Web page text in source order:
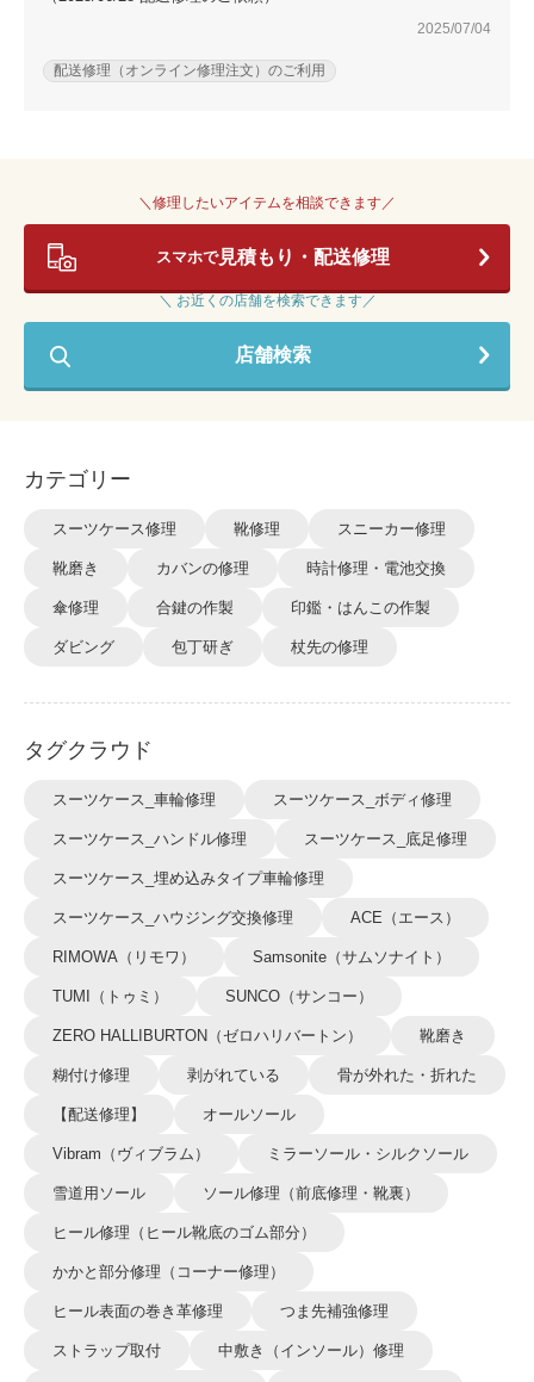
2025/07/04
配送修理（オンライン修理注文）のご利用
＼修理したいアイテムを相談できます／
スマホで見積もり・配送修理
＼ お近くの店舗を検索できます／
店舗検索
カテゴリー
スーツケース修理 靴修理 スニーカー修理
靴磨き カバンの修理 時計修理・電池交換
傘修理 合鍵の作製 印鑑・はんこの作製
ダビング 包丁研ぎ 杖先の修理
タグクラウド
スーツケース_車輪修理 スーツケース_ボディ修理
スーツケース_ハンドル修理 スーツケース_底足修理
スーツケース_埋め込みタイプ車輪修理
スーツケース_ハウジング交換修理 ACE（エース）
RIMOWA（リモワ） Samsonite（サムソナイト）
TUMI（トゥミ） SUNCO（サンコー）
ZERO HALLIBURTON（ゼロハリバートン） 靴磨き
糊付け修理 剥がれている 骨が外れた・折れた
【配送修理】 オールソール
Vibram（ヴィブラム） ミラーソール・シルクソール
雪道用ソール ソール修理（前底修理・靴裏）
ヒール修理（ヒール靴底のゴム部分）
かかと部分修理（コーナー修理）
ヒール表面の巻き革修理 つま先補強修理
ストラップ取付 中敷き（インソール）修理